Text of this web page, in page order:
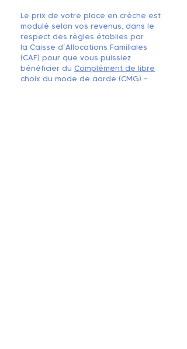
Le prix de votre place en crèche est
modulé selon vos revenus, dans le
respect des règles établies par
la Caisse d’Allocations Familiales
(CAF) pour que vous puissiez
bénéficier du Complément de libre
choix du mode de garde (CMG) -